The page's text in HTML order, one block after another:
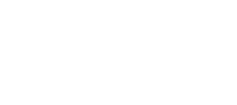
Miten tilaan